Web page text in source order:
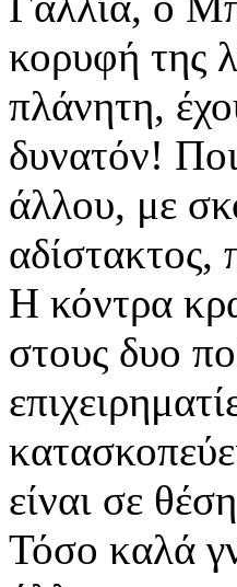
κορυφή της
πλάνητη,
δυνατόν!
άλλου, με
αδίστακτος,
Η κόντρα
στους δυο
είναι σε
Τόσο καλά